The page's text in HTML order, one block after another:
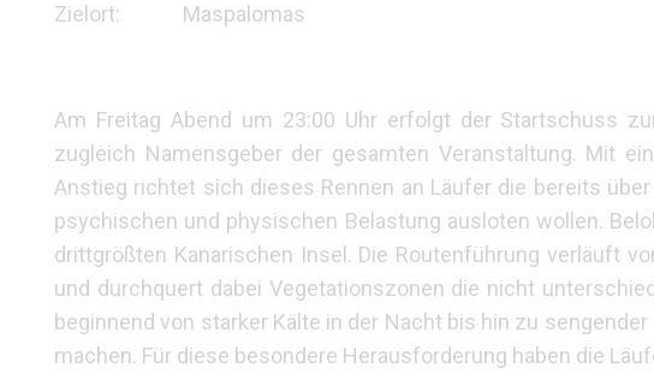
Zielort: Maspalomas
Am Freitag Abend um 23:00 Uhr erfolgt der Startschuss
zugleich Namensgeber der gesamten Veranstaltung. Mit
Anstieg richtet sich dieses Rennen an Läufer die bereits
psychischen und physischen Belastung ausloten wollen.
drittgrößten Kanarischen Insel. Die Routenführung verläuft
und durchquert dabei Vegetationszonen die nicht
beginnend von starker Kälte in der Nacht bis hin zu
machen. Für diese besondere Herausforderung haben die